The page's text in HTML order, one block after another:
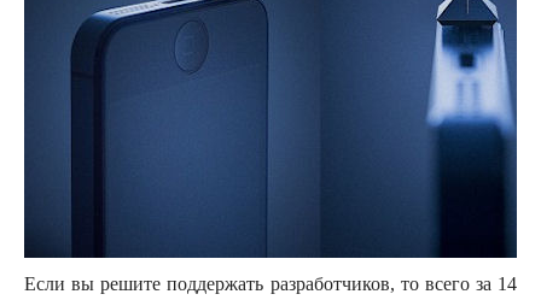
Если вы решите поддержать разработчиков, то всего за 14